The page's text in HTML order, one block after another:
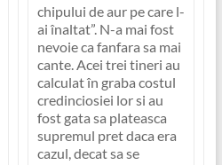
chipului de aur pe care l-
ai înaltat”. N-a mai fost
nevoie ca fanfara sa mai
cante. Acei trei tineri au
calculat în graba costul
credinciosiei lor si au
fost gata sa plateasca
supremul pret daca era
cazul, decat sa se